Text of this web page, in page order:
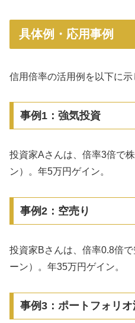
具体例・応用事例
信用倍率の活用例を以下に示
事例1：強気投資
投資家Aさんは、倍率3倍で
ン）。年5万円ゲイン。
事例2：空売り
投資家Bさんは、倍率0.8倍
ーン）。年35万円ゲイン。
事例3：ポートフォリオ